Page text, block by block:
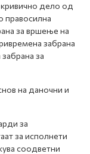
кривично дело од
правосилна
за вршење на
забрана
за
на даночни и
за
за исполнети
соодветни